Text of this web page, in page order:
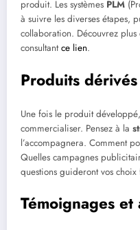
produit. Les systèmes PLM
à suivre les diverses étapes,
collaboration. Découvrez plus
consultantce lien.
Produits
Une fois le produit
commercialiser. Pensez à la
l’accompagnera. Comment
Quelles campagnes
questions guideront vos choix
Témoignages